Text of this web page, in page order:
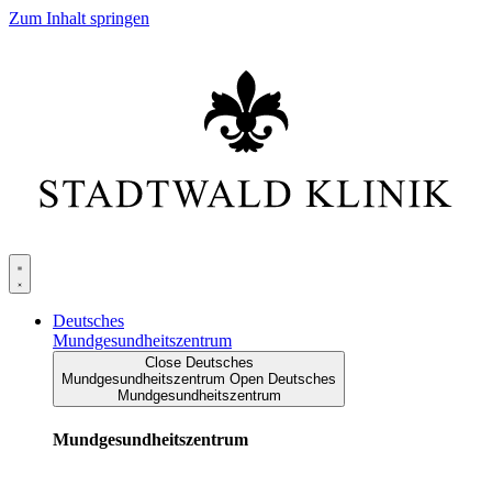
Zum Inhalt springen
Deutsches
Mundgesundheitszentrum
Close Deutsches
Mundgesundheitszentrum Open Deutsches
Mundgesundheitszentrum
Mundgesundheitszentrum